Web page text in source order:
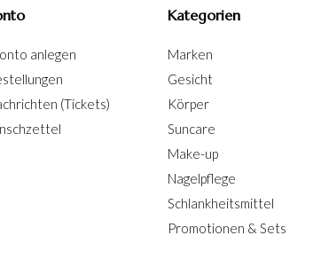
anlegen
(Tickets)
Kategorien
Marken
Gesicht
Körper
Suncare
Make-up
Nagelpflege
Schlankheitsmittel
Promotionen & Sets